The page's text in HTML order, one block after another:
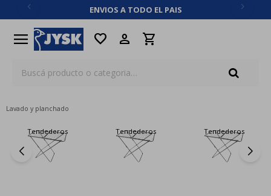
ENVIOS A TODO EL PAIS
menu favorite
Lavado y planchado
Tendederos Tendederos Tendederos
close